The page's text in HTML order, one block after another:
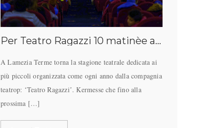
Per Teatro Ragazzi 10 matinèe al Teatro Grandinetti
A Lamezia Terme torna la stagione teatrale dedicata ai
più piccoli organizzata come ogni anno dalla compagnia
teatrop: ʻTeatro Ragazziʼ. Kermesse che fino alla
prossima […]